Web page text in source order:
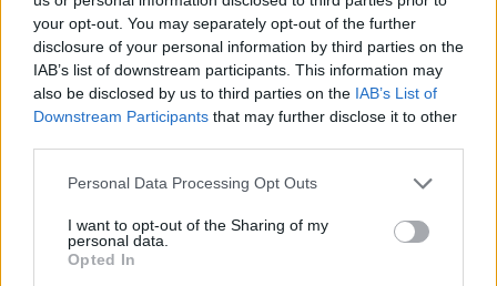
your opt-out. You may separately opt-out of the further
disclosure of your personal information by third parties on the
IAB’s list of downstream participants. This information may
also be disclosed by us to third parties on the IAB’s List of
Downstream Participants that may further disclose it to other
Please note that this website/app uses one or more Google
not limited to your visit or usage behaviour. You may click to
grant or deny consent to Google and its third-party tags to
use your data for below specified purposes in below Google
Personal Data Processing Opt Outs
I want to opt-out of the Sharing of my
personal data.
Opted In
2026.08.04. Horváth Zsolt
Mentők és rendőrök lepték el az Ady Endre utat, egy
kerékpáros is érintett